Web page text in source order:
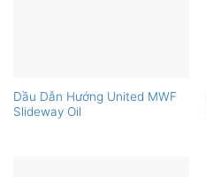
Dầu Dẫn Hướng United MWF
Slideway Oil